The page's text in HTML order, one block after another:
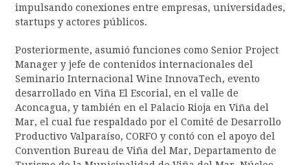
impulsando conexiones entre empresas, universidades,
startups y actores públicos.
Posteriormente, asumió funciones como Senior Project
Manager y jefe de contenidos internacionales del
Seminario Internacional Wine InnovaTech, evento
desarrollado en Viña El Escorial, en el valle de
Aconcagua, y también en el Palacio Rioja en Viña del
Mar, el cual fue respaldado por el Comité de Desarrollo
Productivo Valparaíso, CORFO y contó con el apoyo del
Convention Bureau de Viña del Mar, Departamento de